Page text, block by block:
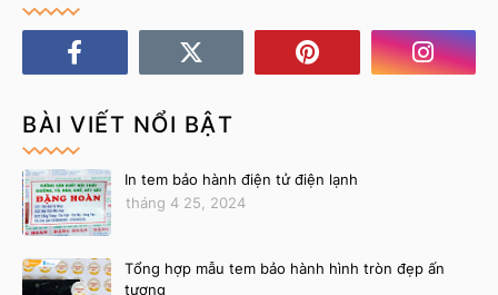
BÀI VIẾT NỔI BẬT
In tem bảo hành điện tử điện lạnh
tháng 4 25, 2024
Tổng hợp mẫu tem bảo hành hình tròn đẹp ấn
tượng